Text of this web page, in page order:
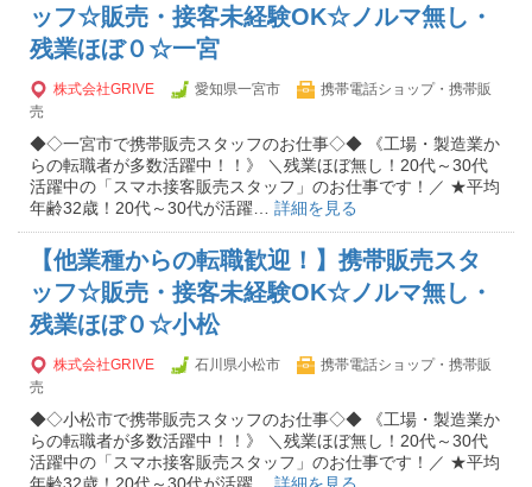
ッフ☆販売・接客未経験OK☆ノルマ無し・
残業ほぼ０☆一宮
株式会社GRIVE 愛知県一宮市
携帯電話ショップ・携帯販
売
◆◇一宮市で携帯販売スタッフのお仕事◇◆ 《工場・製造業か
らの転職者が多数活躍中！！》 ＼残業ほぼ無し！20代～30代
活躍中の「スマホ接客販売スタッフ」のお仕事です！／ ★平均
年齢32歳！20代～30代が活躍… 詳細を見る
【他業種からの転職歓迎！】携帯販売スタ
ッフ☆販売・接客未経験OK☆ノルマ無し・
残業ほぼ０☆小松
株式会社GRIVE 石川県小松市
携帯電話ショップ・携帯販
売
◆◇小松市で携帯販売スタッフのお仕事◇◆ 《工場・製造業か
らの転職者が多数活躍中！！》 ＼残業ほぼ無し！20代～30代
活躍中の「スマホ接客販売スタッフ」のお仕事です！／ ★平均